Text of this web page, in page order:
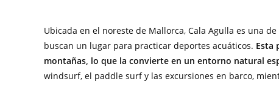
Ubicada en el noreste de Mallorca, Cala Agulla es una
buscan un lugar para practicar deportes acuáticos. Esta
montañas, lo que la convierte en un entorno natural
windsurf, el paddle surf y las excursiones en barco,